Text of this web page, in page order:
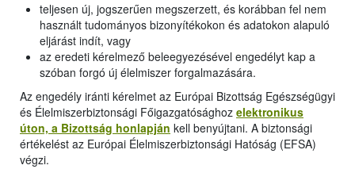
teljesen új, jogszerűen megszerzett, és korábban fel nem
használt tudományos bizonyítékokon és adatokon alapuló
eljárást indít, vagy
az eredeti kérelmező beleegyezésével engedélyt kap a
szóban forgó új élelmiszer forgalmazására.
Az engedély iránti kérelmet az Európai Bizottság Egészségügyi
és Élelmiszerbiztonsági Főigazgatósághoz elektronikus
úton, a Bizottság honlapján kell benyújtani. A biztonsági
értékelést az Európai Élelmiszerbiztonsági Hatóság (EFSA)
végzi.